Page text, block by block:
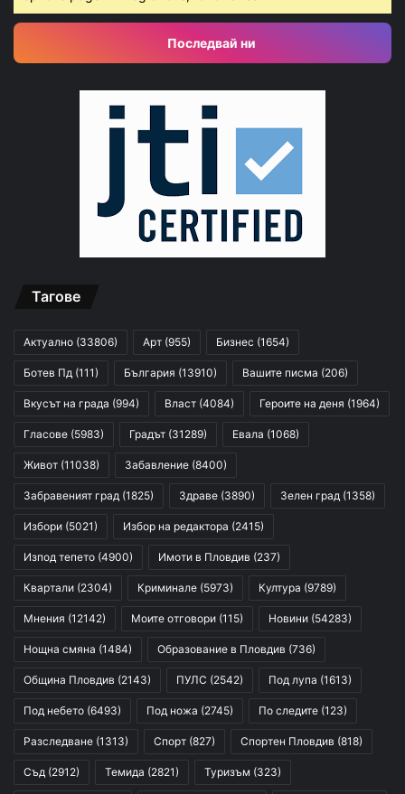
Последвай ни
Тагове
Актуално (33806) Арт (955) Бизнес (1654)
Ботев Пд (111) България (13910) Вашите писма (206)
Вкусът на града (994) Власт (4084) Героите на деня (1964)
Гласове (5983) Градът (31289) Евала (1068)
Живот (11038) Забавление (8400)
Забравеният град (1825) Здраве (3890) Зелен град (1358)
Избори (5021) Избор на редактора (2415)
Изпод тепето (4900) Имоти в Пловдив (237)
Квартали (2304) Криминале (5973) Култура (9789)
Мнения (12142) Моите отговори (115) Новини (54283)
Нощна смяна (1484) Образование в Пловдив (736)
Община Пловдив (2143) ПУЛС (2542) Под лупа (1613)
Под небето (6493) Под ножа (2745) По следите (123)
Разследване (1313) Спорт (827) Спортен Пловдив (818)
Съд (2912) Темида (2821) Туризъм (323)